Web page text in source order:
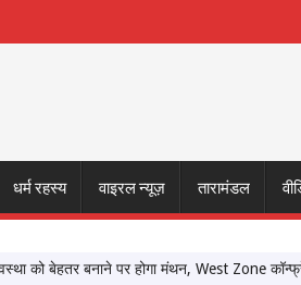
धर्म रहस्य वाइरल न्यूज़ तारामंडल
बेहतर बनाने पर होगा मंथन, West Zone कॉन्फ्रेंस का